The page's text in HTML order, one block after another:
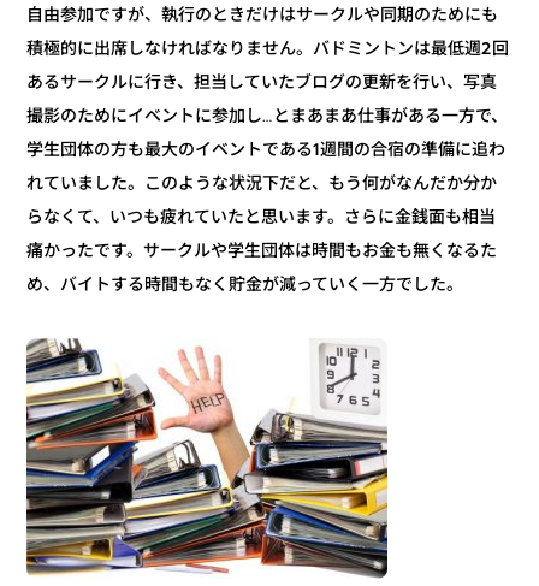
自由参加ですが、執行のときだけはサークルや同期のためにも
積極的に出席しなければなりません。バドミントンは最低週2回
あるサークルに行き、担当していたブログの更新を行い、写真
撮影のためにイベントに参加し…とまあまあ仕事がある一方で、
学生団体の方も最大のイベントである1週間の合宿の準備に追わ
れていました。このような状況下だと、もう何がなんだか分か
らなくて、いつも疲れていたと思います。さらに金銭面も相当
痛かったです。サークルや学生団体は時間もお金も無くなるた
め、バイトする時間もなく貯金が減っていく一方でした。